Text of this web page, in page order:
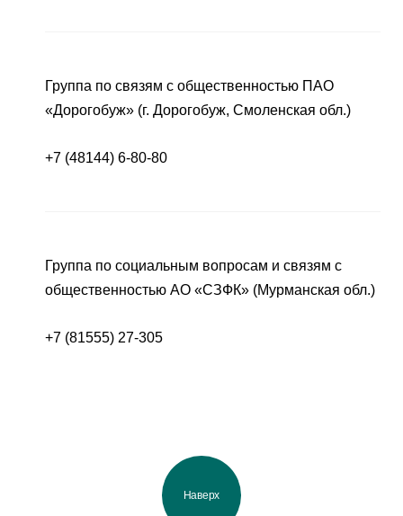
Группа по связям с общественностью ПАО
«Дорогобуж» (г. Дорогобуж, Смоленская обл.)
+7 (48144) 6-80-80
Группа по социальным вопросам и связям с
общественностью АО «СЗФК» (Мурманская обл.)
+7 (81555) 27-305
Наверх